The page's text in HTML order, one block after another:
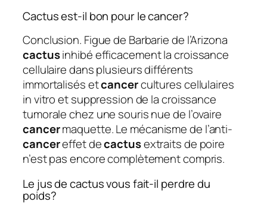
Cactus est-il bon pour le cancer?
Conclusion. Figue de Barbarie de l’Arizona
cactusinhibé efficacement la croissance
cellulaire dans plusieurs différents
immortalisés etcancercultures cellulaires
in vitro et suppression de la croissance
tumorale chez une souris nue de l’ovaire
cancermaquette. Le mécanisme de l’anti-
cancereffet decactusextraits de poire
n’est pas encore complètement compris.
Le jus de cactus vous fait-il perdre du
poids?